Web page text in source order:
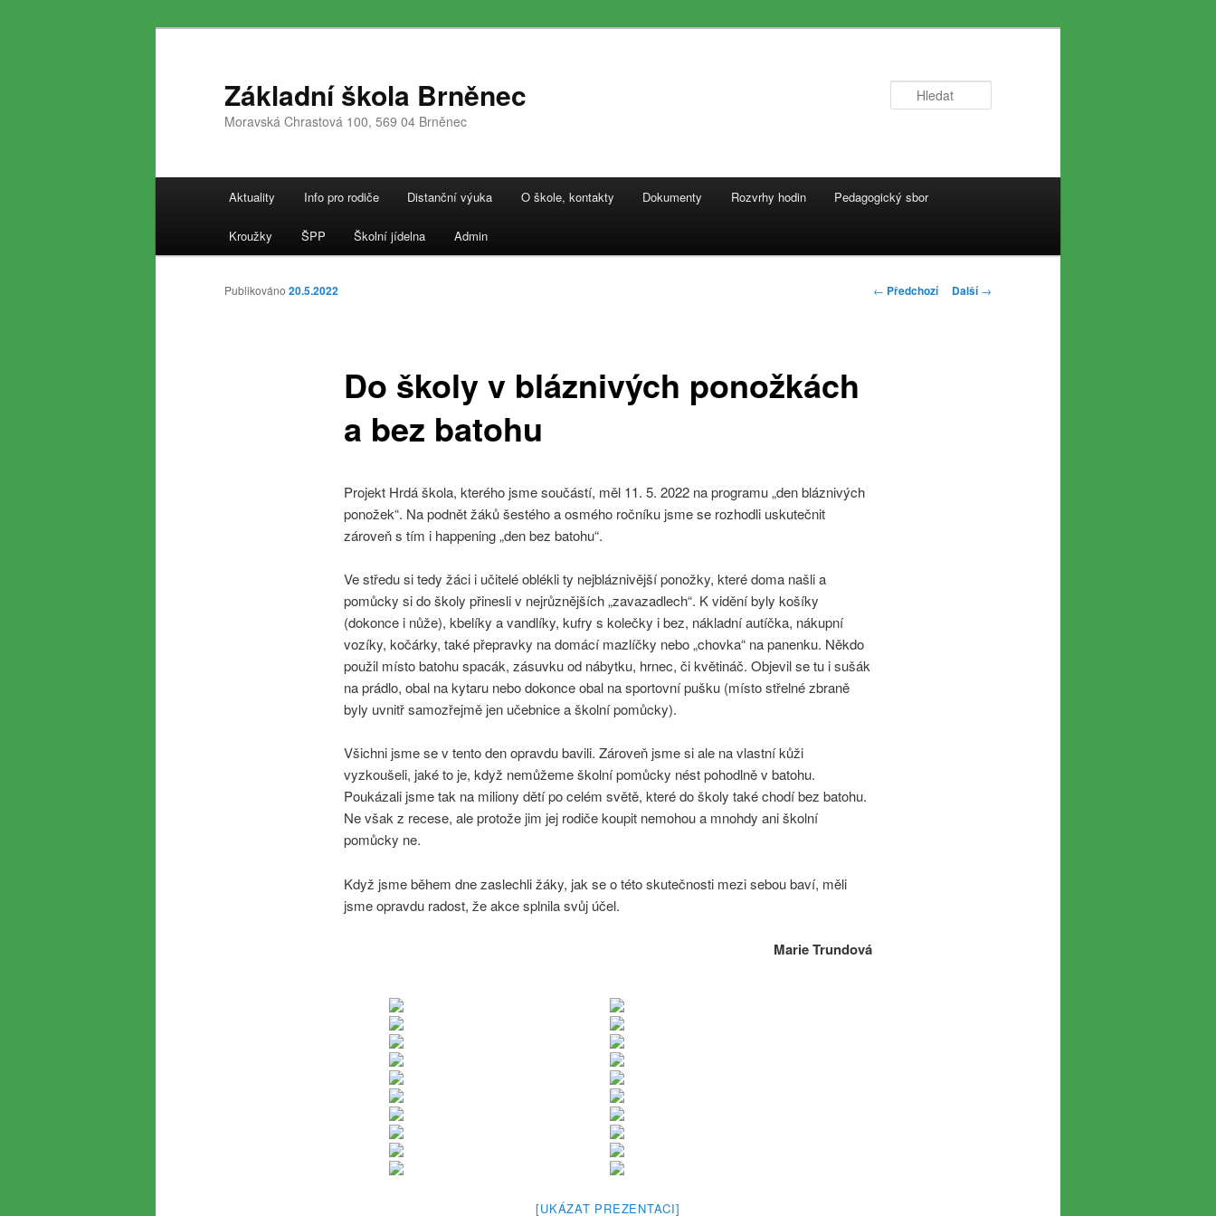
Základní škola Brněnec
Moravská Chrastová 100, 569 04 Brněnec
Aktuality Info pro rodiče Distanční výuka O škole, kontakty Dokumenty Rozvrhy hodin Pedagogický sbor
Kroužky ŠPP Školní jídelna Admin
Navigace
← Předchozí Další→
Do školy v bláznivých ponožkách
a bez batohu
Publikováno 20.5.2022
Projekt Hrdá škola, kterého jsme součástí, měl 11. 5. 2022 na programu „den bláznivých
ponožek“. Na podnět žáků šestého a osmého ročníku jsme se rozhodli uskutečnit
zároveň s tím i happening „den bez batohu“.
Ve středu si tedy žáci i učitelé oblékli ty nejbláznivější ponožky, které doma našli a
pomůcky si do školy přinesli v nejrůznějších „zavazadlech“. K vidění byly košíky
(dokonce i nůže), kbelíky a vandlíky, kufry s kolečky i bez, nákladní autíčka, nákupní
vozíky, kočárky, také přepravky na domácí mazlíčky nebo „chovka“ na panenku. Někdo
použil místo batohu spacák, zásuvku od nábytku, hrnec, či květináč. Objevil se tu i sušák
na prádlo, obal na kytaru nebo dokonce obal na sportovní pušku (místo střelné zbraně
byly uvnitř samozřejmě jen učebnice a školní pomůcky).
Všichni jsme se v tento den opravdu bavili. Zároveň jsme si ale na vlastní kůži
vyzkoušeli, jaké to je, když nemůžeme školní pomůcky nést pohodlně v batohu.
Poukázali jsme tak na miliony dětí po celém světě, které do školy také chodí bez batohu.
Ne však z recese, ale protože jim jej rodiče koupit nemohou a mnohdy ani školní
pomůcky ne.
Když jsme během dne zaslechli žáky, jak se o této skutečnosti mezi sebou baví, měli
jsme opravdu radost, že akce splnila svůj účel.
Marie Trundová
[UKÁZAT PREZENTACI]